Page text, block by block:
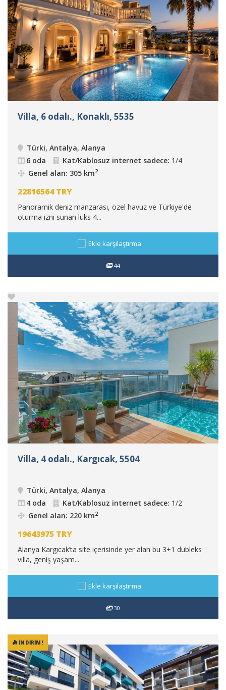
Villa, 6 odalı., Konaklı, 5535
Türki, Antalya, Alanya
6 oda
Kat/Kablosuz internet sadece: 1/4
Genel alan: 305 km2
22816564 TRY
Panoramik deniz manzarası, özel havuz ve Türkiye'de
oturma izni sunan lüks 4...
Ekle karşılaştırma
44
Villa, 4 odalı., Kargıcak, 5504
Türki, Antalya, Alanya
4 oda
Kat/Kablosuz internet sadece: 1/2
Genel alan: 220 km2
19643975 TRY
Alanya Kargıcak’ta site içerisinde yer alan bu 3+1 dubleks
villa, geniş yaşam...
Ekle karşılaştırma
30
İNDIRIM!